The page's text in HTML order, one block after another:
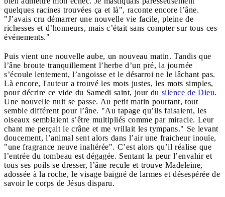
quelques racines trouvées ça et là", raconte encore l’âne.
"J’avais cru démarrer une nouvelle vie facile, pleine de
richesses et d’honneurs, mais c’était sans compter sur tous ces
événements."
Puis vient une nouvelle aube, un nouveau matin. Tandis que
l’âne broute tranquillement l’herbe d’un pré, la journée
s’écoule lentement, l’angoisse et le désarroi ne le lâchant pas.
Là encore, l'auteur a trouvé les mots justes, les mots simples,
pour décrire ce vide du Samedi saint, jour du silence de Dieu.
Une nouvelle nuit se passe. Au petit matin pourtant, tout
semble différent pour l’âne. "Au tapage qu’ils faisaient, les
oiseaux semblaient s’être multipliés comme par miracle. Leur
chant me perçait le crâne et me vrillait les tympans." Se levant
doucement, l’animal sent alors dans l’air une fraicheur inouïe,
"une fragrance neuve inaltérée". C’est alors qu’il réalise que
l’entrée du tombeau est dégagée. Sentant la peur l’envahir et
tous ses poils se dresser, l’âne recule et trouve Madeleine,
adossée à la roche, le visage baigné de larmes et désespérée de
savoir le corps de Jésus disparu.